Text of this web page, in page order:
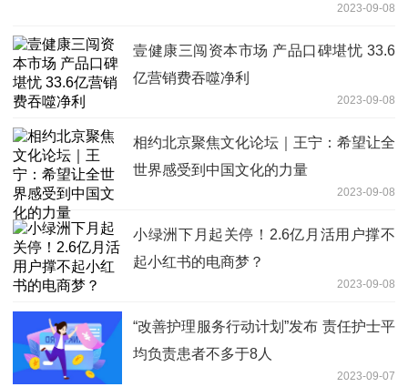
2023-09-08
壹健康三闯资本市场 产品口碑堪忧 33.6
亿营销费吞噬净利
2023-09-08
相约北京聚焦文化论坛｜王宁：希望让全
世界感受到中国文化的力量
2023-09-08
小绿洲下月起关停！2.6亿月活用户撑不
起小红书的电商梦？
2023-09-08
“改善护理服务行动计划”发布 责任护士平
均负责患者不多于8人
2023-09-07